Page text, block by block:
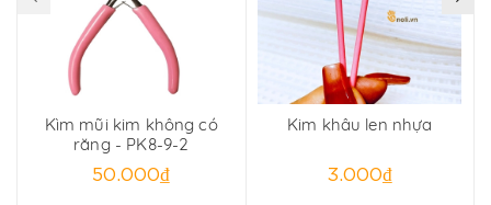
Kìm mũi kim không có
răng - PK8-9-2
50.000₫
Kim khâu len nhựa
3.000₫